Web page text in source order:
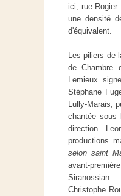
ici, rue
une densité
d'équivalent.
Les piliers de
de Chambre
Lemieux
Stéphane
Lully-Marais,
chantée sous
direction.
productions
selon saint
avant-
Siranossian
Christophe